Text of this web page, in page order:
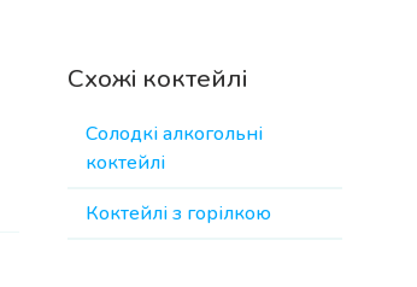
Схожі коктейлі
Солодкі алкогольні
коктейлі
Коктейлі з горілкою